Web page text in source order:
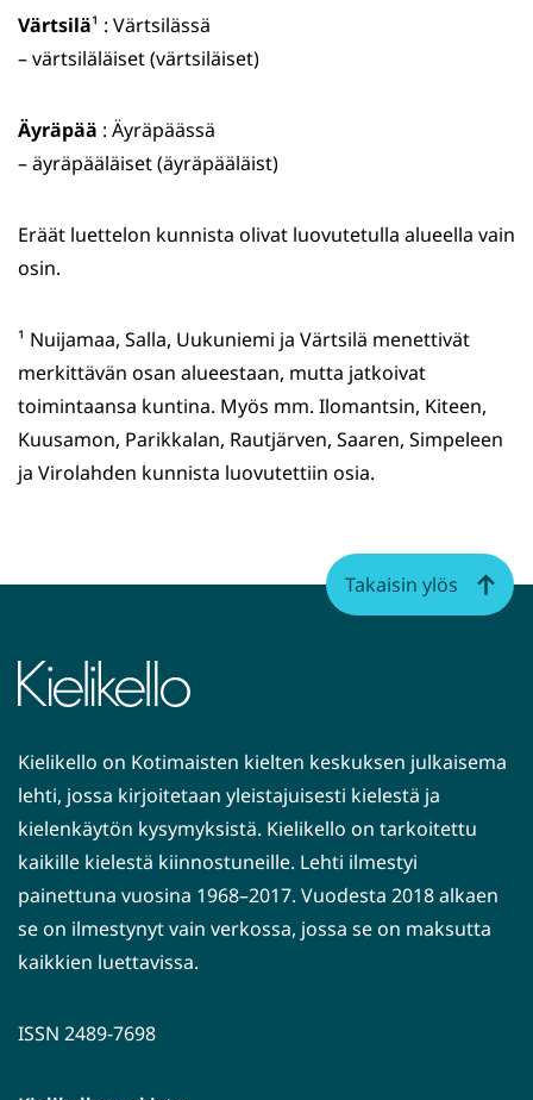
Värtsilä¹ : Värtsilässä
– värtsiläläiset (värtsiläiset)
Äyräpää : Äyräpäässä
– äyräpääläiset (äyräpääläist)
Eräät luettelon kunnista olivat luovutetulla alueella vain
osin.
¹ Nuijamaa, Salla, Uukuniemi ja Värtsilä menettivät
merkittävän osan alueestaan, mutta jatkoivat
toimintaansa kuntina. Myös mm. Ilomantsin, Kiteen,
Kuusamon, Parikkalan, Rautjärven, Saaren, Simpeleen
ja Virolahden kunnista luovutettiin osia.
Kielikello on Kotimaisten kielten keskuksen julkaisema
lehti, jossa kirjoitetaan yleistajuisesti kielestä ja
kielenkäytön kysymyksistä. Kielikello on tarkoitettu
kaikille kielestä kiinnostuneille. Lehti ilmestyi
painettuna vuosina 1968–2017. Vuodesta 2018 alkaen
se on ilmestynyt vain verkossa, jossa se on maksutta
kaikkien luettavissa.
ISSN 2489-7698
Takaisin ylös